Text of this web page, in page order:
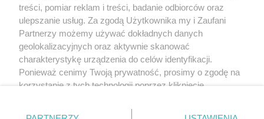
O nas
treści, pomiar reklam i treści, badanie odbiorców oraz
ulepszanie usług. Za zgodą Użytkownika my i Zaufani
Partnerzy możemy używać dokładnych danych
geolokalizacyjnych oraz aktywnie skanować
charakterystykę urządzenia do celów identyfikacji.
Ponieważ cenimy Twoją prywatność, prosimy o zgodę na
korzystanie z tych technologii poprzez kliknięcie
zmienić/wycofać klikając przycisk ustawień prywatności